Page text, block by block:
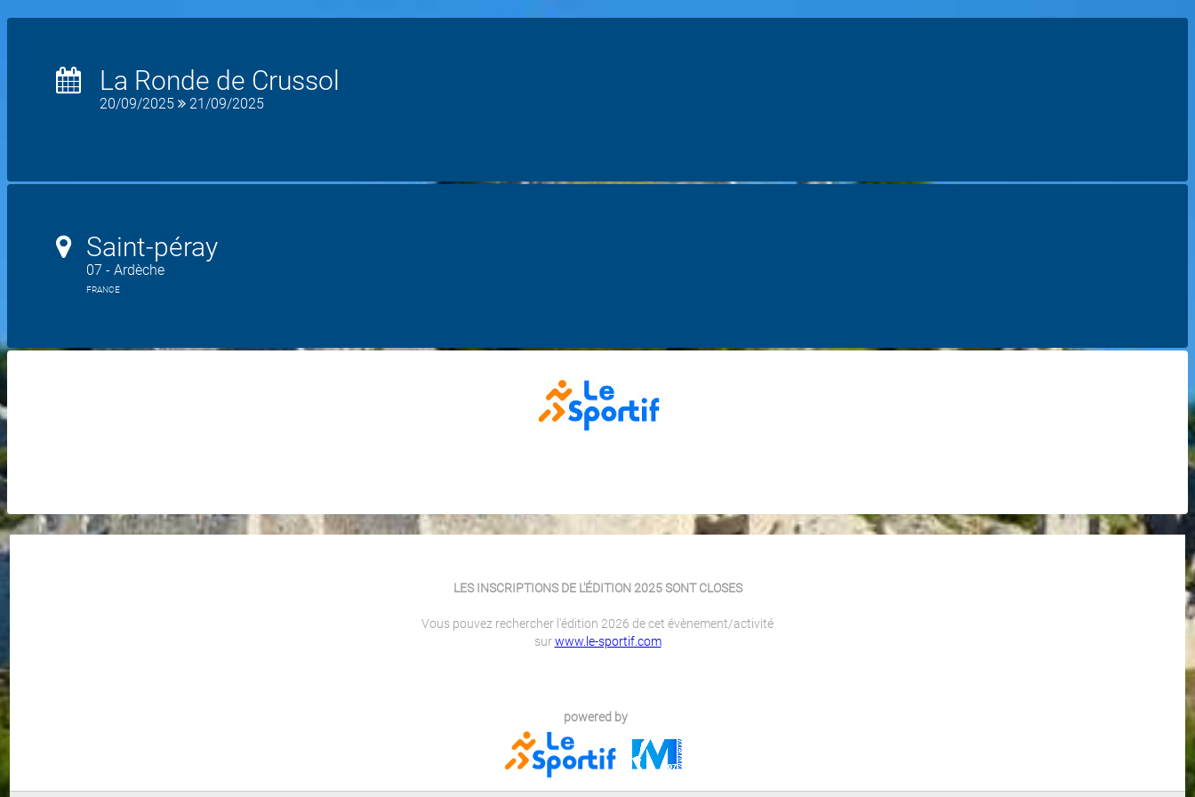
La Ronde de Crussol
20/09/2025 21/09/2025
Saint-péray
07 - Ardèche
FRANCE
LES INSCRIPTIONS DE L'ÉDITION 2025 SONT CLOSES
Vous pouvez rechercher l'édition 2026 de cet évènement/activité
surwww.le-sportif.com
powered by